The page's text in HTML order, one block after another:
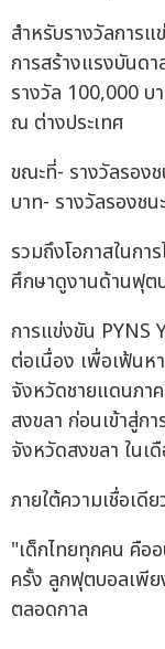
สำหรับรางวัลการ
การสร้างแรงบันดา
รางวัล 100,000 บ
ณ ต่างประเทศ
ขณะที่- รางวัลรอง
บาท- รางวัลรองช
รวมถึงโอกาสในก
ศึกษาดูงานด้านฟุต
การแข่งขัน PYNS
ต่อเนื่อง เพื่อเฟ้น
จังหวัดชายแดนภา
สงขลา ก่อนเข้าสู่ก
จังหวัดสงขลา ในเ
ภายใต้ความเชื่อเดี
"เด็กไทยทุกคน คือ
ครั้ง ลูกฟุตบอลเพี
ตลอดกาล